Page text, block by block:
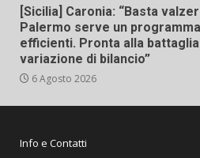
[Sicilia] Caronia: “Basta
Palermo serve un
efficienti. Pronta alla
variazione di bilancio”
6 Agosto 2026
Info e Contatti